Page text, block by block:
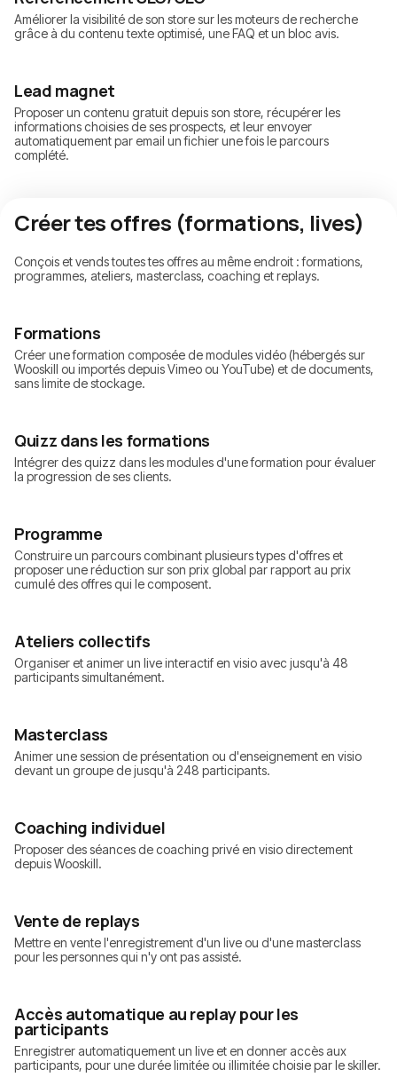
Améliorer la visibilité de son store sur les moteurs de recherche
grâce à du contenu texte optimisé, une FAQ et un bloc avis.
Lead magnet
Proposer un contenu gratuit depuis son store, récupérer les
informations choisies de ses prospects, et leur envoyer
automatiquement par email un fichier une fois le parcours
complété.
Créer tes offres (formations, lives)
Conçois et vends toutes tes offres au même endroit : formations,
programmes, ateliers, masterclass, coaching et replays.
Formations
Créer une formation composée de modules vidéo (hébergés sur
Wooskill ou importés depuis Vimeo ou YouTube) et de documents,
sans limite de stockage.
Quizz dans les formations
Intégrer des quizz dans les modules d'une formation pour évaluer
la progression de ses clients.
Programme
Construire un parcours combinant plusieurs types d'offres et
proposer une réduction sur son prix global par rapport au prix
cumulé des offres qui le composent.
Ateliers collectifs
Organiser et animer un live interactif en visio avec jusqu'à 48
participants simultanément.
Masterclass
Animer une session de présentation ou d'enseignement en visio
devant un groupe de jusqu'à 248 participants.
Coaching individuel
Proposer des séances de coaching privé en visio directement
depuis Wooskill.
Vente de replays
Mettre en vente l'enregistrement d'un live ou d'une masterclass
pour les personnes qui n'y ont pas assisté.
Accès automatique au replay pour les
participants
Enregistrer automatiquement un live et en donner accès aux
participants, pour une durée limitée ou illimitée choisie par le skiller.